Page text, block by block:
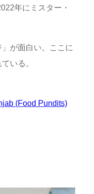
年にミスター・
が面白い。ここに
いる。
(Food Pundits)